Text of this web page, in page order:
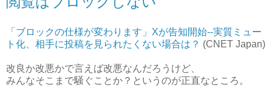
「ブロックの仕様が変わります」Xが告知開始--実質ミュー
ト化、相手に投稿を見られたくない場合は？ (CNET Japan)
改良か改悪かで言えば改悪なんだろうけど、
みんなそこまで騒ぐことか？というのが正直なところ。